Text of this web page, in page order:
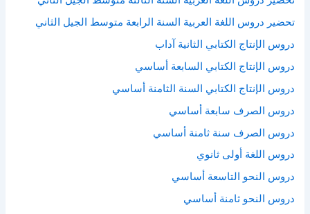
تحضير دروس اللغة العربية السنة الرابعة متوسط الجيل الثاني
دروس الإنتاج الكتابي الثانية آداب
دروس الإنتاج الكتابي السابعة أساسي
دروس الإنتاج الكتابي السنة الثامنة أساسي
دروس الصرف سابعة أساسي
دروس الصرف سنة ثامنة أساسي
دروس اللغة أولى ثانوي
دروس النحو التاسعة أساسي
دروس النحو ثامنة أساسي